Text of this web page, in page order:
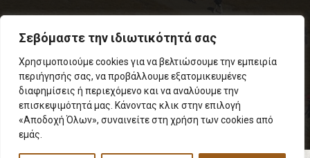
Σεβόμαστε την ιδιωτικότητά σας
Χρησιμοποιούμε cookies για να βελτιώσουμε την εμπειρία
περιήγησής σας, να προβάλλουμε εξατομικευμένες
διαφημίσεις ή περιεχόμενο και να αναλύουμε την
επισκεψιμότητά μας. Κάνοντας κλικ στην επιλογή
«Αποδοχή Όλων», συναινείτε στη χρήση των cookies από
εμάς.
Τ.Κ.: 105 53
Τηλ. – Fax: 210 33 14 346
Τηλ. Προέδρου: 6971566783
Email:info@omospamari.gr